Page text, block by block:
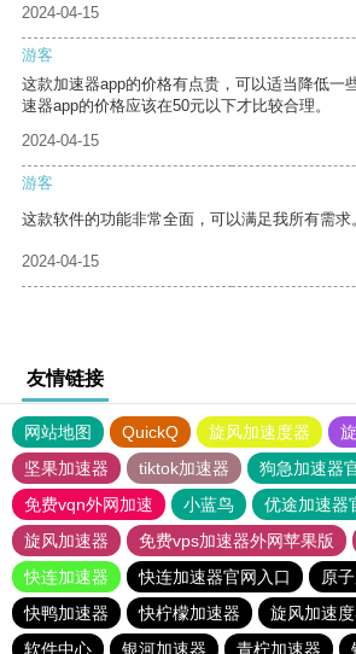
2024-04-15
游客
这款加速器app的价格有点贵，可以适当降低一
速器app的价格应该在50元以下才比较合理。
2024-04-15
游客
这款软件的功能非常全面，可以满足我所有需求
2024-04-15
友情链接
网站地图 QuickQ 旋风加速度器
坚果加速器
tiktok加速器
狗急加速器
免费vqn外网加速
小蓝鸟 优途加速器
旋风加速器
免费vps加速器外网苹果版
快连加速器
快连加速器官网入口
原
快鸭加速器
快柠檬加速器 旋风加速
软件中心
银河加速器 青柠加速器